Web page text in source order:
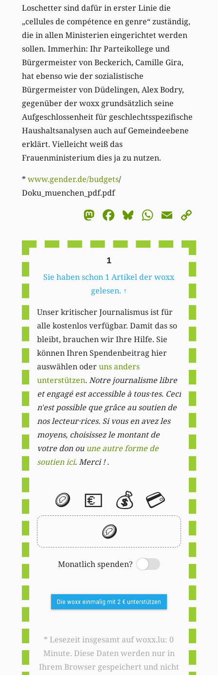
Loschetter sind dafür in erster Linie die
„cellules de compétence en genre“ zuständig,
die in allen Ministerien eingerichtet werden
sollen. Immerhin: Ihr Parteikollege und
Bürgermeister von Beckerich, Camille Gira,
hat ebenso wie der sozialistische
Bürgermeister von Düdelingen, Alex Bodry,
gegenüber der woxx grundsätzlich seine
Aufgeschlossenheit für geschlechtsspezifische
Haushaltsanalysen auch auf Gemeindeebene
erklärt. Vielleicht weiß das
Frauenministerium dies ja zu nutzen.
* www.gender.de/budgets/
Doku_muenchen_pdf.pdf
Mastodon
Facebook
BlueskyEmail
1
Sie haben schon 1 Artikel der woxx
gelesen. ↑
Unser kritischer Journalismus ist für
alle kostenlos verfügbar. Damit das so
bleibt, brauchen wir Ihre Hilfe. Sie
können Ihren Spendenbeitrag hier
auswählen oderuns anders
unterstützen. Notre journalisme libre
et engagé est accessible à tous·tes. Ceci
n'est possible que grâce au soutien de
nos lecteur·rices. Si vous en avez les
moyens, choisissez le montant de
votre don ou une autre forme de
soutien ici. Merci ! .
🪙 💶 💰 💳
🪙
Monatlich spenden?
Switch
Die woxx einmalig mit 2 € unterstützen
* Lesezeit insgesamt auf woxx.lu: 0
Minute. Diese Daten werden nur in
Ihrem Browser gespeichert und nicht